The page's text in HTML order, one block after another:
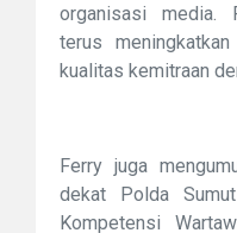
organisasi media.
terus
kualitas kemitraan
Ferry juga
dekat Polda
Kompetensi